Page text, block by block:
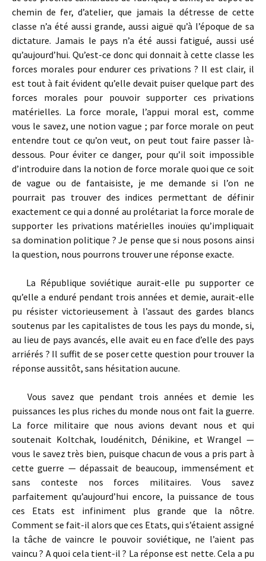
chemin de fer, d’atelier, que jamais la détresse de cette
classe n’a été aussi grande, aussi aiguë qu’à l’époque de sa
dictature. Jamais le pays n’a été aussi fatigué, aussi usé
qu’aujourd’hui. Qu’est-ce donc qui donnait à cette classe les
forces morales pour endurer ces privations ? Il est clair, il
est tout à fait évident qu’elle devait puiser quelque part des
forces morales pour pouvoir supporter ces privations
matérielles. La force morale, l’appui moral est, comme
vous le savez, une notion vague ; par force morale on peut
entendre tout ce qu’on veut, on peut tout faire passer là-
dessous. Pour éviter ce danger, pour qu’il soit impossible
d’introduire dans la notion de force morale quoi que ce soit
de vague ou de fantaisiste, je me demande si l’on ne
pourrait pas trouver des indices permettant de définir
exactement ce qui a donné au prolétariat la force morale de
supporter les privations matérielles inouïes qu’impliquait
sa domination politique ? Je pense que si nous posons ainsi
la question, nous pourrons trouver une réponse exacte.
La République soviétique aurait-elle pu supporter ce
qu’elle a enduré pendant trois années et demie, aurait-elle
pu résister victorieusement à l’assaut des gardes blancs
soutenus par les capitalistes de tous les pays du monde, si,
au lieu de pays avancés, elle avait eu en face d’elle des pays
arriérés ? Il suffit de se poser cette question pour trouver la
réponse aussitôt, sans hésitation aucune.
Vous savez que pendant trois années et demie les
puissances les plus riches du monde nous ont fait la guerre.
La force militaire que nous avions devant nous et qui
soutenait Koltchak, Ioudénitch, Dénikine, et Wrangel —
vous le savez très bien, puisque chacun de vous a pris part à
cette guerre — dépassait de beaucoup, immensément et
sans conteste nos forces militaires. Vous savez
parfaitement qu’aujourd’hui encore, la puissance de tous
ces Etats est infiniment plus grande que la nôtre.
Comment se fait-il alors que ces Etats, qui s’étaient assigné
la tâche de vaincre le pouvoir soviétique, ne l’aient pas
vaincu ? A quoi cela tient-il ? La réponse est nette. Cela a pu